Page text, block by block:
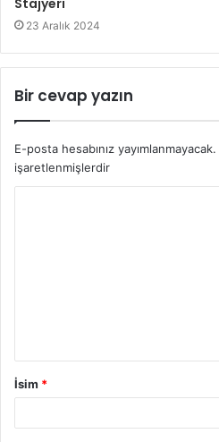
23 Aralık 2024
Bir cevap yazın
E-posta hesabınız yayımlanmayacak.
işaretlenmişlerdir
İsim *